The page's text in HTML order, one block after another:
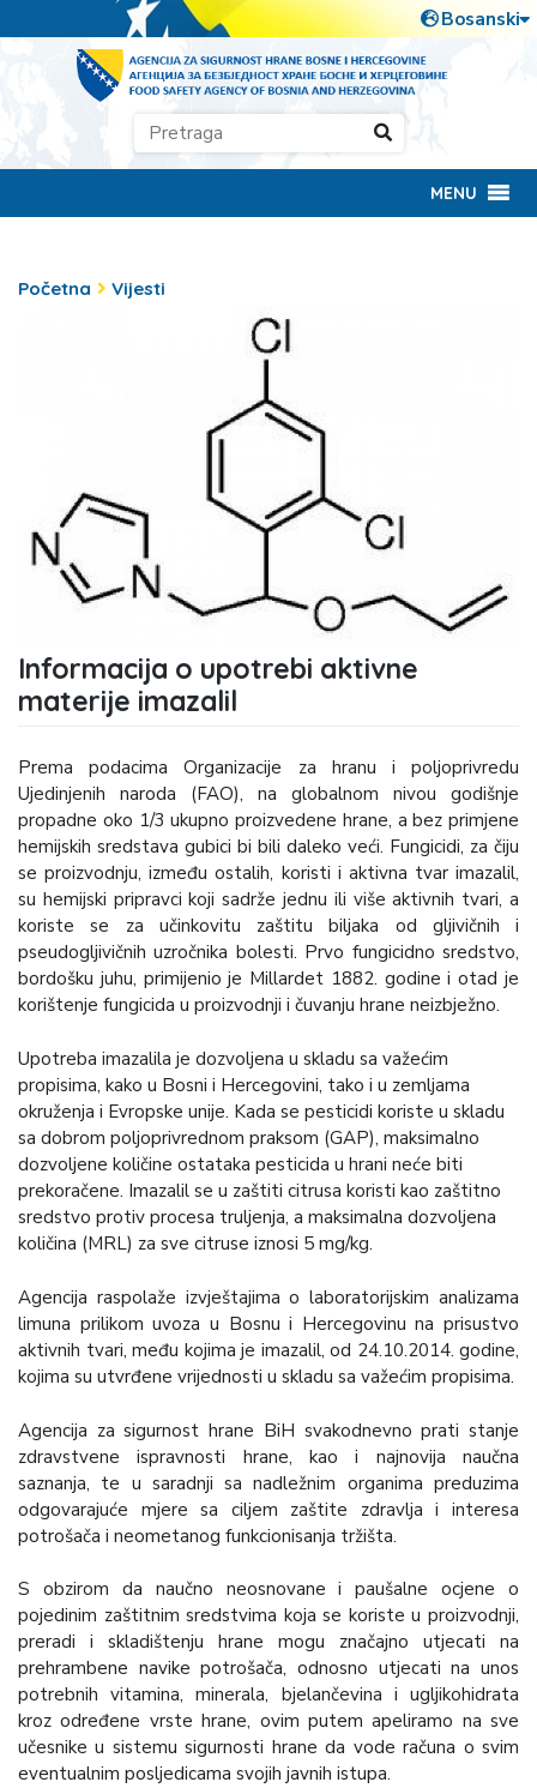
MENU
Početna Vijesti
Informacija o upotrebi aktivne
materije imazalil
Prema podacima Organizacije za hranu i poljoprivredu
Ujedinjenih naroda (FAO), na globalnom nivou godišnje
propadne oko 1/3 ukupno proizvedene hrane, a bez primjene
hemijskih sredstava gubici bi bili daleko veći. Fungicidi, za čiju
se proizvodnju, između ostalih, koristi i aktivna tvar imazalil,
su hemijski pripravci koji sadrže jednu ili više aktivnih tvari, a
koriste se za učinkovitu zaštitu biljaka od gljivičnih i
pseudogljivičnih uzročnika bolesti. Prvo fungicidno sredstvo,
bordošku juhu, primijenio je Millardet 1882. godine i otad je
korištenje fungicida u proizvodnji i čuvanju hrane neizbježno.
Upotreba imazalila je dozvoljena u skladu sa važećim
propisima, kako u Bosni i Hercegovini, tako i u zemljama
okruženja i Evropske unije. Kada se pesticidi koriste u skladu
sa dobrom poljoprivrednom praksom (GAP), maksimalno
dozvoljene količine ostataka pesticida u hrani neće biti
prekoračene. Imazalil se u zaštiti citrusa koristi kao zaštitno
sredstvo protiv procesa truljenja, a maksimalna dozvoljena
količina (MRL) za sve citruse iznosi 5 mg/kg.
Agencija raspolaže izvještajima o laboratorijskim analizama
limuna prilikom uvoza u Bosnu i Hercegovinu na prisustvo
aktivnih tvari, među kojima je imazalil, od 24.10.2014. godine,
kojima su utvrđene vrijednosti u skladu sa važećim propisima.
Agencija za sigurnost hrane BiH svakodnevno prati stanje
zdravstvene ispravnosti hrane, kao i najnovija naučna
saznanja, te u saradnji sa nadležnim organima preduzima
odgovarajuće mjere sa ciljem zaštite zdravlja i interesa
potrošača i neometanog funkcionisanja tržišta.
S obzirom da naučno neosnovane i paušalne ocjene o
pojedinim zaštitnim sredstvima koja se koriste u proizvodnji,
preradi i skladištenju hrane mogu značajno utjecati na
prehrambene navike potrošača, odnosno utjecati na unos
potrebnih vitamina, minerala, bjelančevina i ugljikohidrata
kroz određene vrste hrane, ovim putem apeliramo na sve
učesnike u sistemu sigurnosti hrane da vode računa o svim
eventualnim posljedicama svojih javnih istupa.